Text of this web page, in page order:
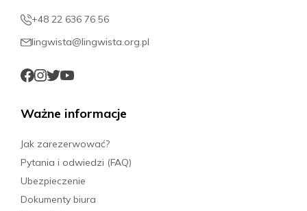
+48 22 636 76 56
lingwista@lingwista.org.pl
Ważne informacje
Jak zarezerwować?
Pytania i odwiedzi (FAQ)
Ubezpieczenie
Dokumenty biura